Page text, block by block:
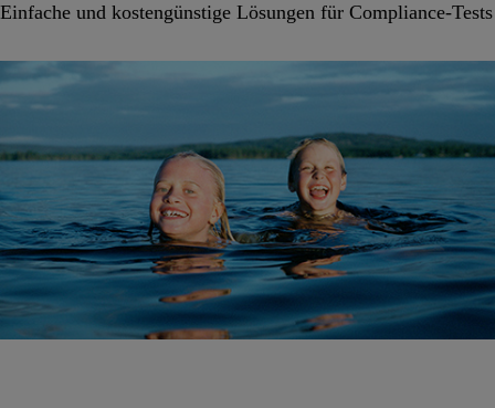
Einfache und kostengünstige Lösungen für Compliance-Tests